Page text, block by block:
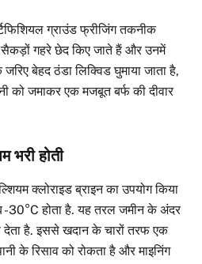
ग्राउंड फ्रीजिंग तकनीक
सैकड़ों गहरे छेद किए जाते हैं और उनमें
बेहद ठंडा लिक्विड घुमाया जाता है,
को जमाकर एक मजबूत बर्फ की दीवार
भरी होती
क्लोराइड ब्राइन का उपयोग किया
-30°C होता है. यह तरल जमीन के अंदर
देता है. इससे खदान के चारों तरफ एक
के रिसाव को रोकता है और माइनिंग